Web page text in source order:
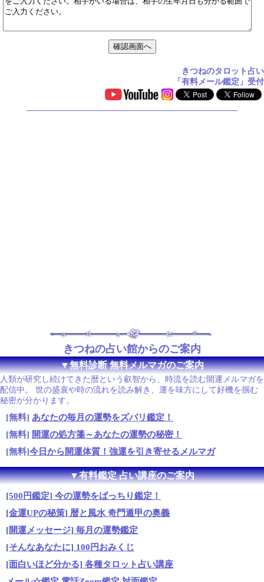
きつねのタロット占い
「有料メール鑑定」受付
きつねの占い館からのご案内
▼無料診断 無料メルマガのご案内
人類が研究し続けてきた暦という叡智から、時流を読む開運メルマガを
配信中。 世の盛衰や時の流れを読み解き、運を味方にして好機を掴む
秘密が分かります。
[無料] あなたの毎月の運勢をズバリ鑑定！
[無料] 開運の処方箋～あなたの運勢の秘密！
[無料]今日から開運体質！強運を引き寄せるメルマガ
▼有料鑑定 占い講座のご案内
[500円鑑定] 今の運勢をばっちり鑑定！
[金運UPの秘策] 暦と風水 奇門遁甲の奥義
[開運メッセージ] 毎月の運勢鑑定
[そんなあなたに] 100円おみくじ
[面白いほど分かる] 各種タロット占い講座